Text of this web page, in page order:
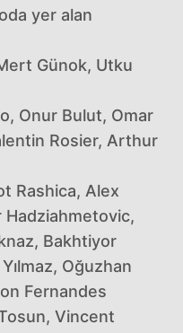
yer alan
Günok, Utku
Onur Bulut, Omar
Rosier, Arthur
Rashica, Alex
Hadziahmetovic,
Bakhtiyor
Oğuzhan
Fernandes
Vincent